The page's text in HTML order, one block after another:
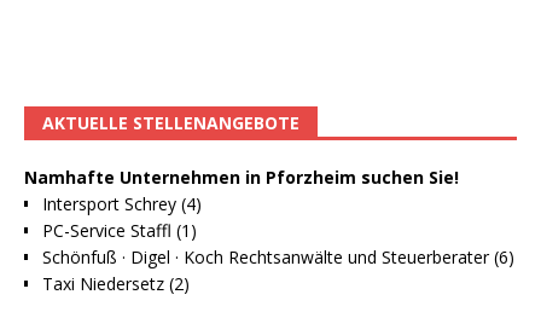
AKTUELLE STELLENANGEBOTE
Namhafte Unternehmen in Pforzheim suchen Sie!
Intersport Schrey (4)
PC-Service Staffl (1)
Schönfuß · Digel · Koch Rechtsanwälte und Steuerberater (6)
Taxi Niedersetz (2)